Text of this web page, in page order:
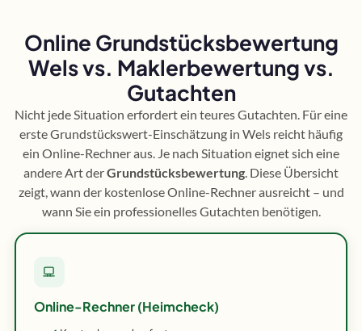
Online Grundstücksbewertung
Wels vs. Maklerbewertung vs.
Gutachten
Nicht jede Situation erfordert ein teures Gutachten. Für eine
erste Grundstückswert-Einschätzung in Wels reicht häufig
ein Online-Rechner aus. Je nach Situation eignet sich eine
andere Art derGrundstücksbewertung . Diese Übersicht
zeigt, wann der kostenlose Online-Rechner ausreicht – und
wann Sie ein professionelles Gutachten benötigen.
Online-Rechner (Heimcheck)